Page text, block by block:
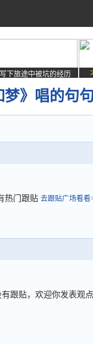
写下旅途中被坑的经历
》唱的句
热门跟贴 去跟贴广场看看
有跟贴，欢迎你发表观点